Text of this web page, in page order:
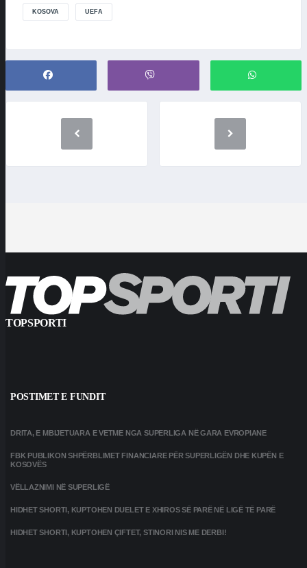
KOSOVA UEFA
TOPSPORTI
POSTIMET E FUNDIT
DRITA, E MBIJETUARA E VETME NGA SUPERLIGA NË GARA EVROPIANE
FBK PUBLIKON SHPËRBLIMET FINANCIARE PËR SUPERLIGËN DHE KUPËN E
KOSOVËS
VËLLAZNIMI NË SUPERLIGË
HIDHET SHORTI, KUPTOHEN DUELET E XHIROS SË PARË NË LIGË TË PARË
HIDHET SHORTI, KUPTOHEN ÇIFTET, STINORI NIS ME DERBI!